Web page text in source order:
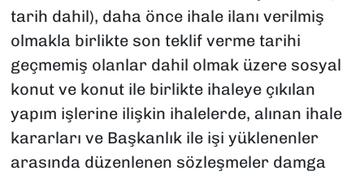
tarih dahil), daha önce ihale ilanı verilmiş
olmakla birlikte son teklif verme tarihi
geçmemiş olanlar dahil olmak üzere sosyal
konut ve konut ile birlikte ihaleye çıkılan
yapım işlerine ilişkin ihalelerde, alınan ihale
kararları ve Başkanlık ile işi yüklenenler
arasında düzenlenen sözleşmeler damga